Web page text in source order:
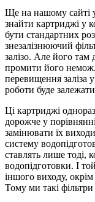
Ще на нашому сайті у
знайти картриджі у
бути стандартних
знезалізнюючий
залізо. Але його там
промити його
перевищення заліза
роботи буде залежати
Ці картриджі
дорожче у
замінювати їх
систему
ставлять лише тоді,
водопідготовки. І
іншого виходу,
Тому ми такі